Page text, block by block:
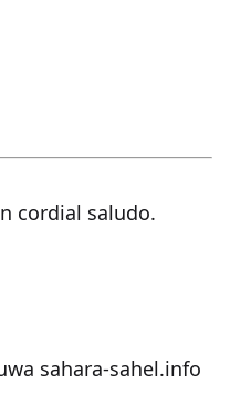
cordial saludo.
sahara-sahel.info